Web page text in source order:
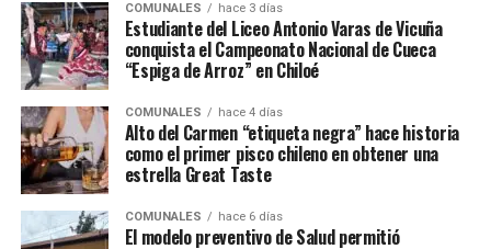
COMUNALES hace 3 días
Estudiante del Liceo Antonio Varas de Vicuña
conquista el Campeonato Nacional de Cueca
“Espiga de Arroz” en Chiloé
COMUNALES hace 4 días
Alto del Carmen “etiqueta negra” hace historia
como el primer pisco chileno en obtener una
estrella Great Taste
COMUNALES hace 6 días
El modelo preventivo de Salud permitió